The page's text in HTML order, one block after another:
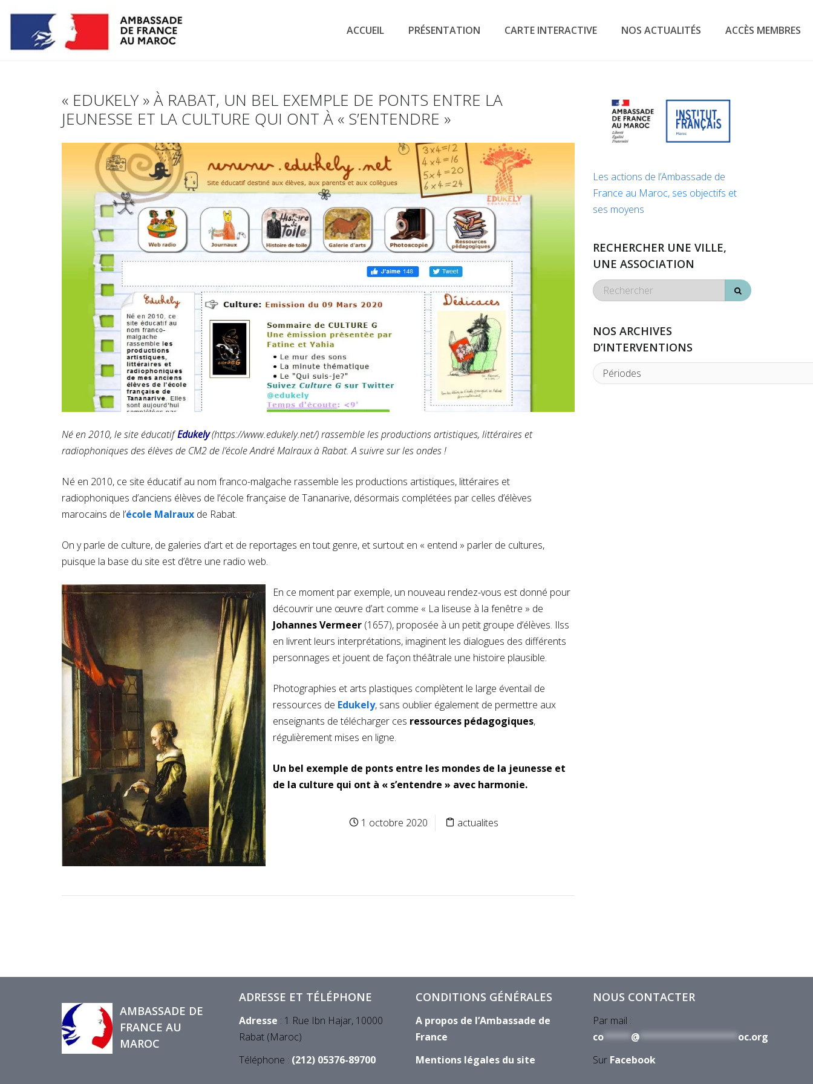
ACCUEIL PRÉSENTATION CARTE INTERACTIVE NOS ACTUALITÉS ACCÈS MEMBRES
« EDUKELY » À RABAT, UN BEL EXEMPLE DE PONTS ENTRE LA
JEUNESSE ET LA CULTURE QUI ONT À « S’ENTENDRE »
Né en 2010, le site éducatifEdukely(https://www.edukely.net/) rassemble les productions artistiques, littéraires et
radiophoniques des élèves de CM2 de l’école André Malraux à Rabat. A suivre sur les ondes !
Né en 2010, ce site éducatif au nom franco-malgache rassemble les productions artistiques, littéraires et
radiophoniques d’anciens élèves de l’école française de Tananarive, désormais complétées par celles d’élèves
marocains de l’école Malraux de Rabat.
On y parle de culture, de galeries d’art et de reportages en tout genre, et surtout en « entend » parler de cultures,
puisque la base du site est d’être une radio web.
En ce moment par exemple, un nouveau rendez-vous est donné pour
découvrir une œuvre d’art comme « La liseuse à la fenêtre » de
Johannes Vermeer (1657), proposée à un petit groupe d’élèves. Ilss
en livrent leurs interprétations, imaginent les dialogues des différents
personnages et jouent de façon théâtrale une histoire plausible.
Photographies et arts plastiques complètent le large éventail de
ressources de Edukely, sans oublier également de permettre aux
enseignants de télécharger ces ressources pédagogiques,
régulièrement mises en ligne.
Un bel exemple de ponts entre les mondes de la jeunesse et
de la culture qui ont à « s’entendre » avec harmonie.
1 octobre 2020 actualites
Les actions de l’Ambassade de
France au Maroc, ses objectifs et
ses moyens
RECHERCHER UNE VILLE,
UNE ASSOCIATION
NOS ARCHIVES
D’INTERVENTIONS
AMBASSADE DE
FRANCE AU
MAROC
ADRESSE ET TÉLÉPHONE
Adresse : 1 Rue Ibn Hajar, 10000
Rabat (Maroc)
Téléphone : (212) 05376-89700
CONDITIONS GÉNÉRALES
A propos de l’Ambassade de
France
Mentions légales du site
NOUS CONTACTER
Par mail :
co***** @ ****************** oc.org
Sur Facebook